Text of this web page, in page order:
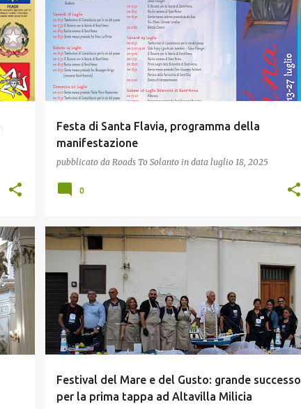
Festa di Santa Flavia, programma della
manifestazione
pubblicato da Roads To Solanto in data luglio 18, 2025
0
Festival del Mare e del Gusto: grande successo
per la prima tappa ad Altavilla Milicia
TURISMO